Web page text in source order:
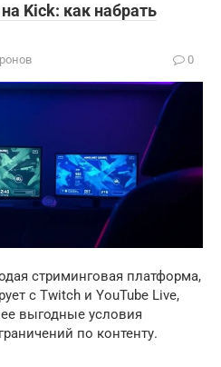
Kick: как набрать
0
стриминговая платформа,
с Twitch и YouTube Live,
выгодные условия
по контенту.